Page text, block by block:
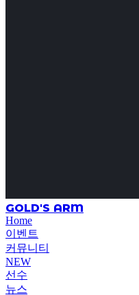
GOLD'S ARM
Home
이벤트
커뮤니티
NEW
선수
뉴스